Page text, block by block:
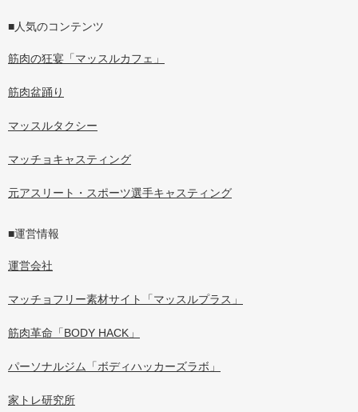
■人気のコンテンツ
筋肉の狂宴「マッスルカフェ」
筋肉盆踊り
マッスルタクシー
マッチョキャスティング
元アスリート・スポーツ選手キャスティング
■運営情報
運営会社
マッチョフリー素材サイト「マッスルプラス」
筋肉革命「BODY HACK」
パーソナルジム「ボディハッカーズラボ」
家トレ研究所